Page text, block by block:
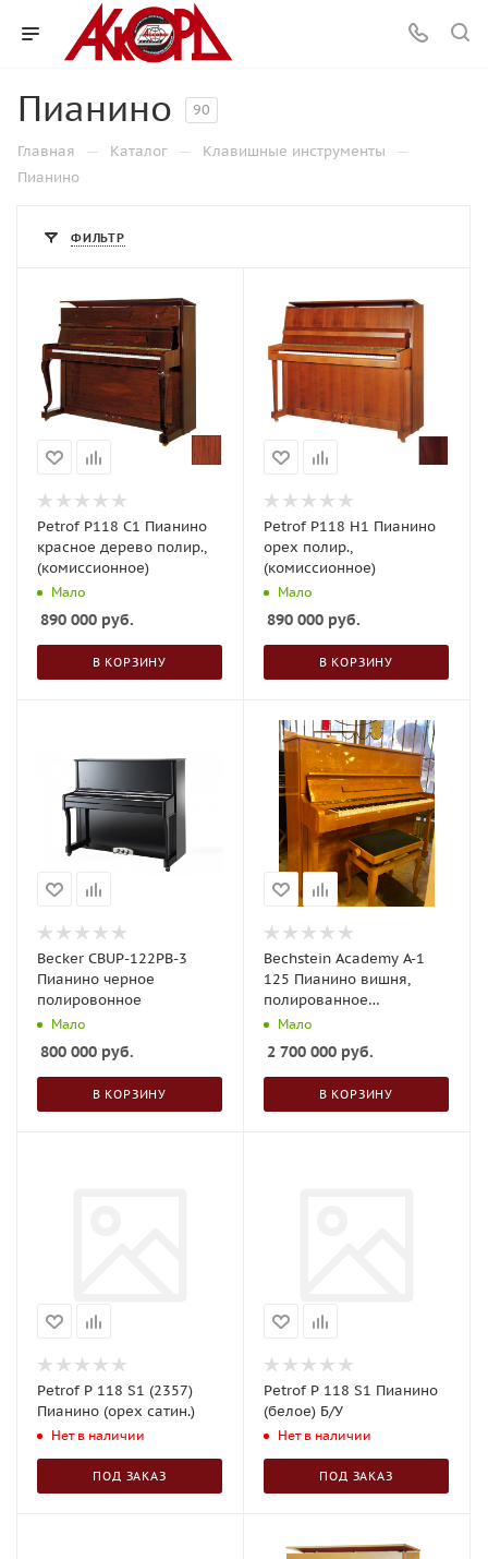
Пианино 90
Главная — Каталог — Клавишные инструменты —
Пианино
ФИЛЬТР
Petrof P118 C1 Пианино
красное дерево полир.,
(комиссионное)
Мало
890 000 руб.
В КОРЗИНУ
Petrof P118 H1 Пианино
орех полир.,
(комиссионное)
Мало
890 000 руб.
В КОРЗИНУ
Becker CBUP-122PB-3
Пианино черное
полировонное
Мало
800 000 руб.
В КОРЗИНУ
Bechstein Academy A-1
125 Пианино вишня,
полированное
(комиссионное)
Мало
2 700 000 руб.
В КОРЗИНУ
Petrof P 118 S1 (2357)
Пианино (орех сатин.)
Нет в наличии
ПОД ЗАКАЗ
Petrof P 118 S1 Пианино
(белое) Б/У
Нет в наличии
ПОД ЗАКАЗ